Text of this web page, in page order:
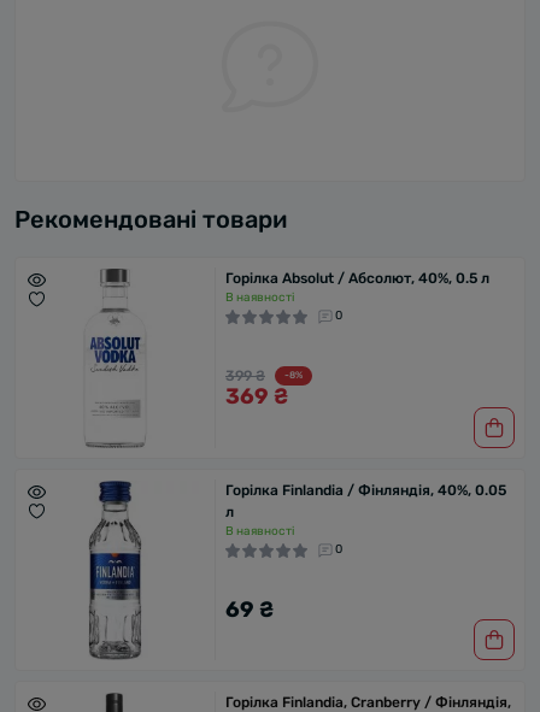
Рекомендовані товари
Горілка Absolut / Абсолют, 40%, 0.5 л
В наявності
0
399 ₴ -8%
369 ₴
Горілка Finlandia / Фінляндія, 40%, 0.05
л
В наявності
0
69 ₴
Горілка Finlandia, Cranberry / Фінляндія,